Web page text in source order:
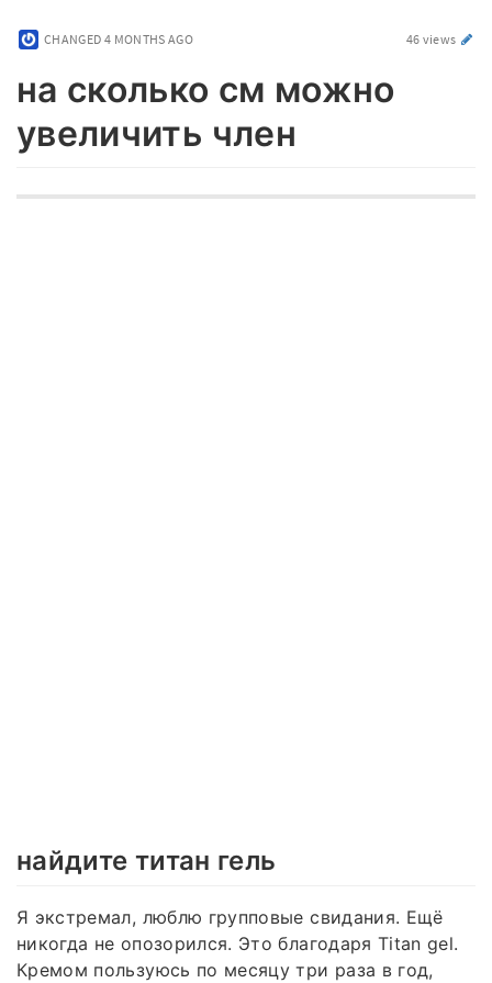
CHANGED 4 MONTHS AGO 46 views
на сколько см можно
увеличить член
найдите титан гель
Я экстремал, люблю групповые свидания. Ещё
никогда не опозорился. Это благодаря Titan gel.
Кремом пользуюсь по месяцу три раза в год,